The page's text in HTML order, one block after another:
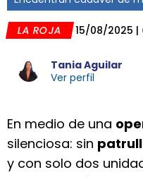
LA ROJA 15/08/2025 |
Tania Aguilar
Ver perfil
En medio de una
silenciosa: sin
y con solo dos